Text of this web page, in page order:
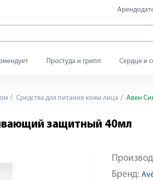
Простуда и грипп Сердце и
Средства для питания кожи лица Авен
защитный 40мл
Яндекс Сплит
Бренд: